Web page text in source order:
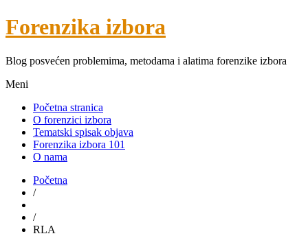
Forenzika izbora
Blog posvećen problemima, metodama i alatima forenzike izbora
Meni
Početna stranica
O forenzici izbora
Tematski spisak objava
Forenzika izbora 101
O nama
Početna
/
/
RLA